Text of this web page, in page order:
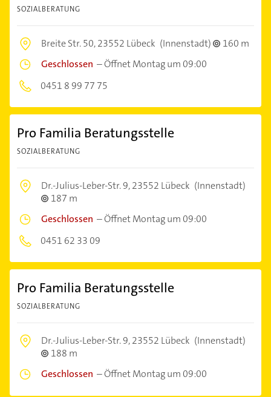
SOZIALBERATUNG
Breite Str. 50,23552 Lübeck (Innenstadt)
160 m
Geschlossen –Öffnet Montag um 09:00
0451 8 99 77 75
Pro Familia Beratungsstelle
SOZIALBERATUNG
Dr.-Julius-Leber-Str. 9,23552 Lübeck (Innenstadt)
187 m
Geschlossen –Öffnet Montag um 09:00
0451 62 33 09
Pro Familia Beratungsstelle
SOZIALBERATUNG
Dr.-Julius-Leber-Str. 9,23552 Lübeck (Innenstadt)
188 m
Geschlossen –Öffnet Montag um 09:00